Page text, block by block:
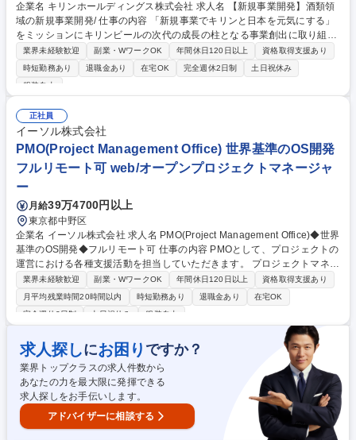
企業名 キリンホールディングス株式会社 求人名 【新規事業開発】酒類領
域の新規事業開発/ 仕事の内容 「新規事業でキリンと日本を元気にする」
をミッションにキリンビールの次代の成長の柱となる事業創出に取り組む
当組織において新規事業立ち上げに関わる業務全般をお任せいたします。
【詳細】■市場調査・顧客インサイトの収集・分析 ■事業コンセプト策
定・ビジネスモデル構築 ■無償／有償検証プラン（PoC）の策定と実施）
ジネスモデルを検討 ■社内風土醸成・イノベーション開発に関する業務：
新規事業人財育成プログラム（新規事業アカデミー）の企画・実行、スタ
ートアップなど社外連携に向けたソーシング活動 募集職種 【新規事業開
発】酒類領域の新規事業開発/
業界未経験歓迎 副業・WワークOK 年間休日120日以上
資格取得支援あり
時短勤務あり
退職金あり 在宅OK 完全週休2日制
土日祝休み
服装自由
正社員
イーソル株式会社
PMO(Project Management Office) 世界基準のOS開発
フルリモート可 web/オープンプロジェクトマネージャ
ー
月給39万4700円以上
東京都中野区
企業名 イーソル株式会社 求人名 PMO(Project Management Office)◆世界
基準のOS開発◆フルリモート可 仕事の内容 PMOとして、プロジェクトの
運営における各種支援活動を担当していただきます。 プロジェクトマネー
ジャーと連携しながら、進捗・課題・品質・コスト・リスクなどの可視
化、分析、改善提案を行い、組織全体のプロジェクト推進力の向上に貢献
していただきます。 また、標準化や教育、プロセス改善など、プロジェク
(Project Management Office)◆世界基準のOS開発◆フルリモート可
業界未経験歓迎 副業・WワークOK 年間休日120日以上
資格取得支援あり
月平均残業時間20時間以内
時短勤務あり 退職金あり
在宅OK
完全週休2日制
土日祝休み 服装自由
求人探しにお困り ですか？
業界トップクラスの求人件数から
あなたの力を最大限に発揮できる
求人探しをお手伝いします。
アドバイザーに相談する